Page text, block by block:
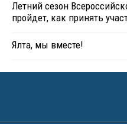
Летний сезон
пройдет, как принять
Ялта, мы вместе!